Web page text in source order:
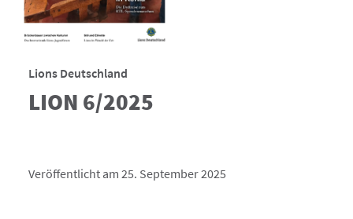
Lions Deutschland
LION 6/2025
Veröffentlicht am 25. September 2025